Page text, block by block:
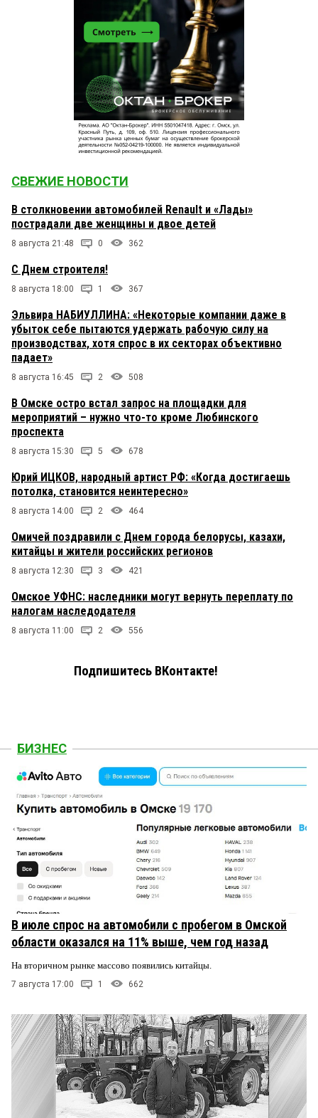
СВЕЖИЕ НОВОСТИ
В столкновении автомобилей Renault и «Лады»
пострадали две женщины и двое детей
8 августа 21:48 0 362
С Днем строителя!
8 августа 18:00 1 367
Эльвира НАБИУЛЛИНА: «Некоторые компании даже в
убыток себе пытаются удержать рабочую силу на
производствах, хотя спрос в их секторах объективно
падает»
8 августа 16:45 2 508
В Омске остро встал запрос на площадки для
мероприятий – нужно что-то кроме Любинского
проспекта
8 августа 15:30 5 678
Юрий ИЦКОВ, народный артист РФ: «Когда достигаешь
потолка, становится неинтересно»
8 августа 14:00 2 464
Омичей поздравили с Днем города белорусы, казахи,
китайцы и жители российских регионов
8 августа 12:30 3 421
Омское УФНС: наследники могут вернуть переплату по
налогам наследодателя
8 августа 11:00 2 556
Подпишитесь ВКонтакте!
БИЗНЕС
В июле спрос на автомобили с пробегом в Омской
области оказался на 11% выше, чем год назад
На вторичном рынке массово появились китайцы.
7 августа 17:00 1 662